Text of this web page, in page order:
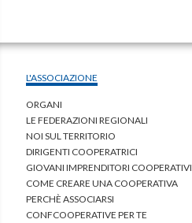
L'ASSOCIAZIONE
ORGANI
LE FEDERAZIONI REGIONALI
NOI SUL TERRITORIO
DIRIGENTI COOPERATRICI
GIOVANI IMPRENDITORI COOPERATIVI
COME CREARE UNA COOPERATIVA
PERCHÈ ASSOCIARSI
CONFCOOPERATIVE PER TE